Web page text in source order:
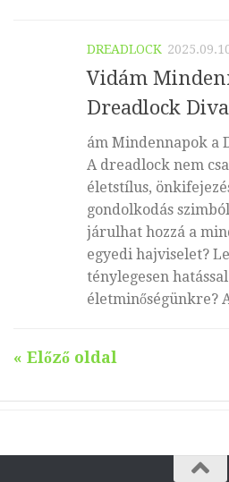
DREADLOCK
Vidám
Dreadlock
ám Mindennapok a
A dreadlock nem
életstílus,
gondolkodás
járulhat hozzá a
egyedi hajviselet?
ténylegesen
életminőségünkre?
« Előző oldal